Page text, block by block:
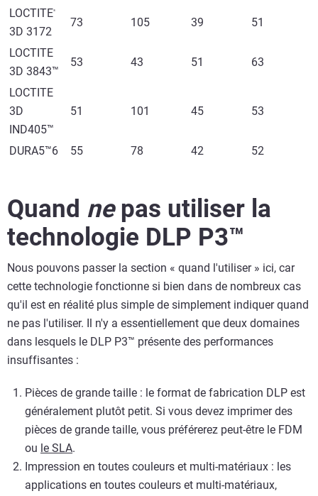
LOCTITE®
3D 3172
73 105 39 51
LOCTITE
3D 3843™
53 43 51 63
LOCTITE
3D
IND405™
51 101 45 53
DURA5™6 55 78 42 52
Quand ne pas utiliser la
technologie DLP P3™
Nous pouvons passer la section « quand l'utiliser » ici, car
cette technologie fonctionne si bien dans de nombreux cas
qu'il est en réalité plus simple de simplement indiquer quand
ne pas l'utiliser. Il n'y a essentiellement que deux domaines
dans lesquels le DLP P3™ présente des performances
insuffisantes :
Pièces de grande taille : le format de fabrication DLP est
généralement plutôt petit. Si vous devez imprimer des
pièces de grande taille, vous préférerez peut-être le FDM
ou le SLA.
Impression en toutes couleurs et multi-matériaux : les
applications en toutes couleurs et multi-matériaux,